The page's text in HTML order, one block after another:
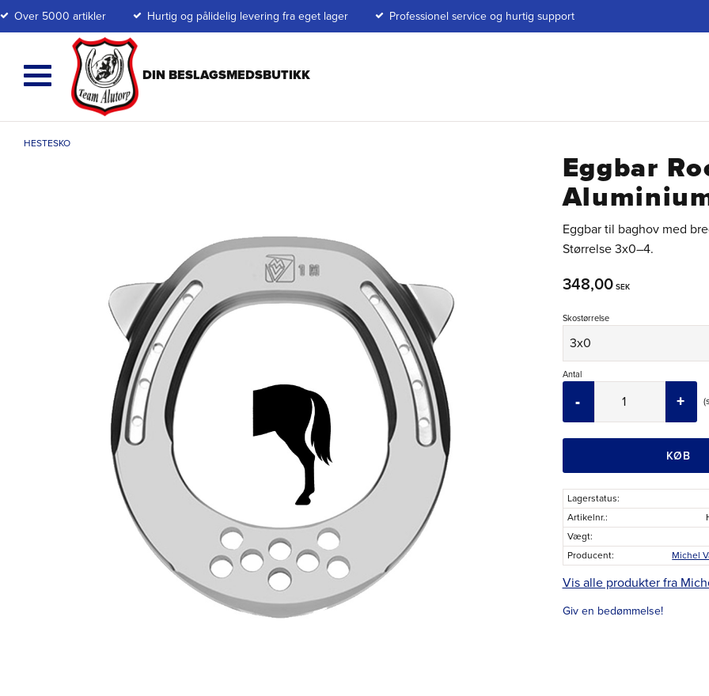
Over 5000 artikler Hurtig og pålidelig levering fra eget lager Professionel service og hurtig support
HESTESKO
Eggbar
Eggbar til baghov med
Størrelse 3x0–4.
348,00SEK
Skostørrelse
Antal
+
-
KØB
Lagerstatus
Artikelnr.
Vægt
Producent
Michel
Vis alle produkter fra
Giv en bedømmelse!